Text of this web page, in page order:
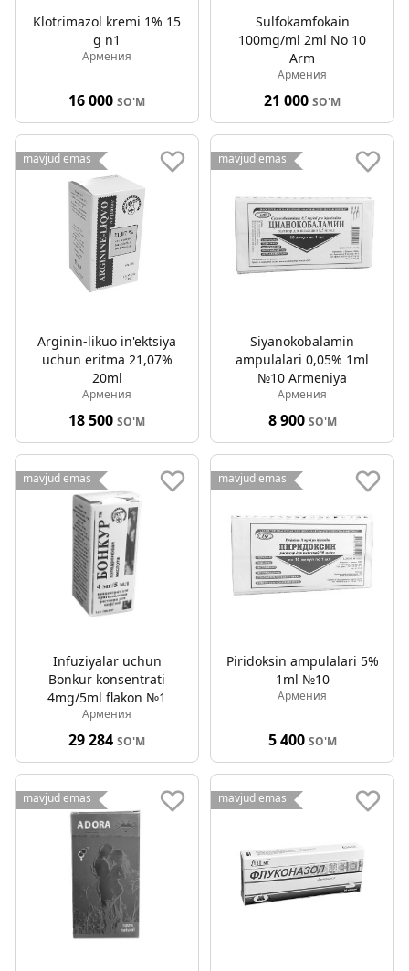
Klotrimazol kremi 1% 15
g n1
Армения
16 000 SO'M
Sulfokamfokain
100mg/ml 2ml No 10
Arm
Армения
21 000 SO'M
mavjud emas
Arginin-likuo in'ektsiya
uchun eritma 21,07%
20ml
Армения
18 500 SO'M
mavjud emas
Siyanokobalamin
ampulalari 0,05% 1ml
№10 Armeniya
Армения
8 900 SO'M
mavjud emas
Infuziyalar uchun
Bonkur konsentrati
4mg/5ml flakon №1
Армения
29 284 SO'M
mavjud emas
Piridoksin ampulalari 5%
1ml №10
Армения
5 400 SO'M
mavjud emas mavjud emas